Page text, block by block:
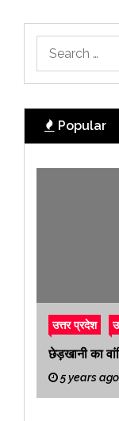
for:
Popular
उत्तर प्रदेश
छेड़खानी का
5 years ago